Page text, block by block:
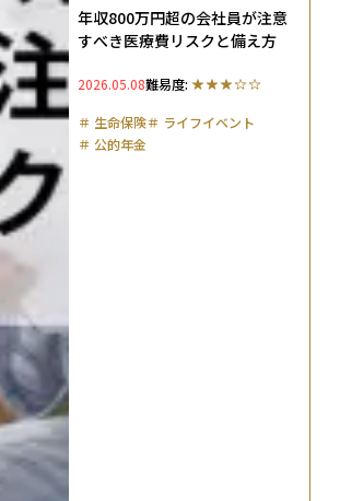
年収800万円超の会社員が注意
すべき医療費リスクと備え方
2026.05.08難易度:
＃ 生命保険＃ ライフイベント
＃ 公的年金